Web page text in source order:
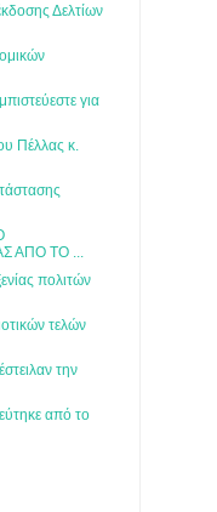
Δελτίων
για
Πέλλας κ.
ΑΠΟ ΤΟ ...
πολιτών
τελών
την
από το